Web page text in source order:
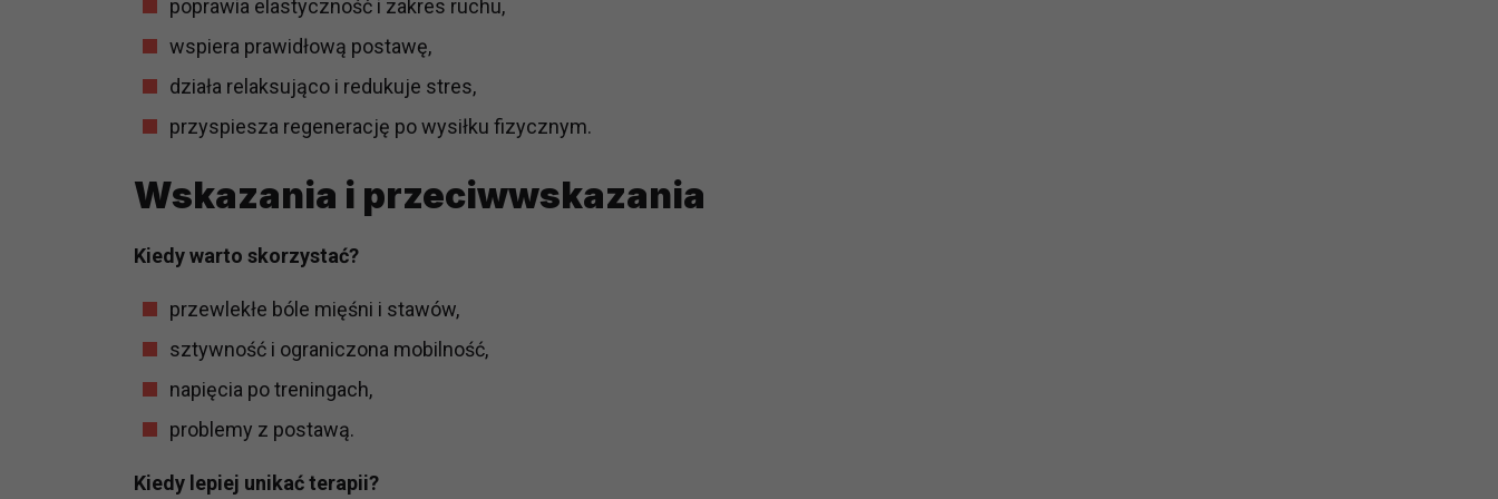
poprawia elastyczność i zakres ruchu,
wspiera prawidłową postawę,
działa relaksująco i redukuje stres,
przyspiesza regenerację po wysiłku fizycznym.
Wskazania i przeciwwskazania
Kiedy warto skorzystać?
przewlekłe bóle mięśni i stawów,
sztywność i ograniczona mobilność,
napięcia po treningach,
problemy z postawą.
Kiedy lepiej unikać terapii?
prawną dla pomiarów statystycznych i marketingu własnego administratorów jest tzw. uzasadniony interes administratora.
Przetwarzanie Twoich danych w celach marketingowych podmiotów trzecich będzie odbywać się na podstawie Twojej dobrowolnej
zgody.